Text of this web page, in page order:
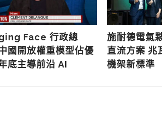
Face 行政總
國開放權重模型佔優
底主導前沿 AI
施耐德電氣
直流方案 兆
機架新標準